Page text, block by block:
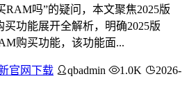
RAM吗”的疑问，本文聚焦2025版
买功能展开全解析，明确2025版
购买功能，该功能面...
官网下载 qbadmin 1.0K
2026-